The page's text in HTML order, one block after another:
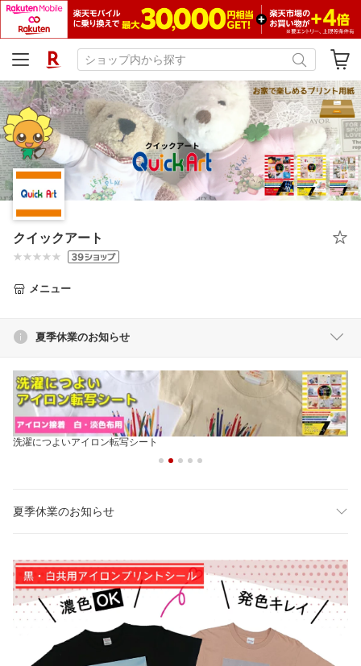
クイックアート
メニュー
夏季休業のお知らせ
洗濯につよいアイロン転写シート
夏季休業のお知らせ